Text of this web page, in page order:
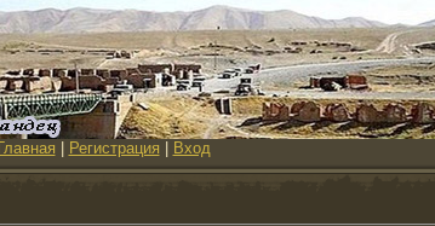
Главная Регистрация Вход